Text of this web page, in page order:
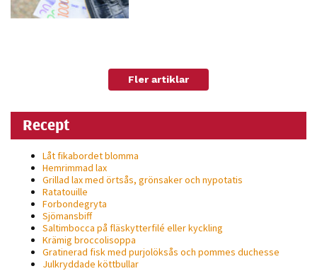
Fler artiklar
Recept
Låt fikabordet blomma
Hemrimmad lax
Grillad lax med örtsås, grönsaker och nypotatis
Ratatouille
Forbondegryta
Sjömansbiff
Saltimbocca på fläsk­ytterfilé eller kyckling
Krämig broccolisoppa
Gratinerad fisk med purjolöksås och pommes duchesse
Julkryddade köttbullar